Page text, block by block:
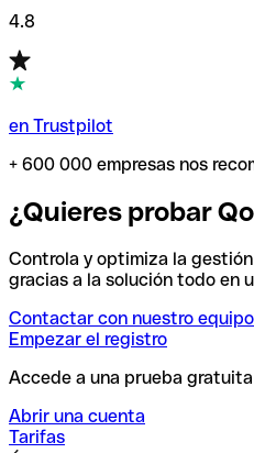
4.8
en Trustpilot
+ 600 000 empresas nos
¿Quieres probar
Controla y optimiza la
gracias a la solución todo en
Contactar con nuestro equipo
Empezar el registro
Accede a una prueba
Abrir una cuenta
Tarifas